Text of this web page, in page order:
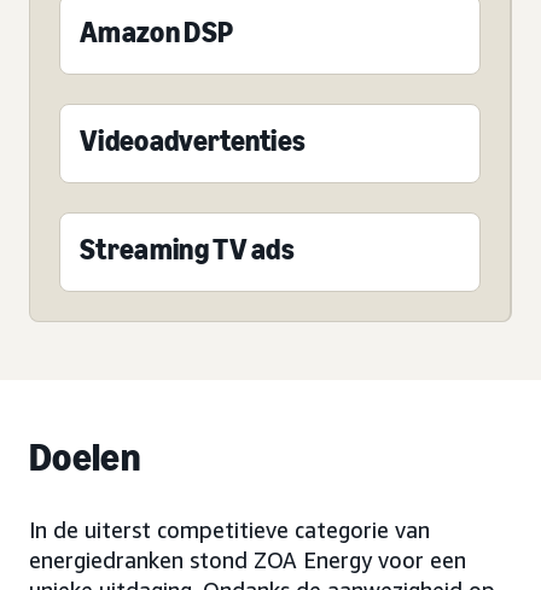
Amazon DSP
Videoadvertenties
Streaming TV ads
Doelen
In de uiterst competitieve categorie van
energiedranken stond ZOA Energy voor een